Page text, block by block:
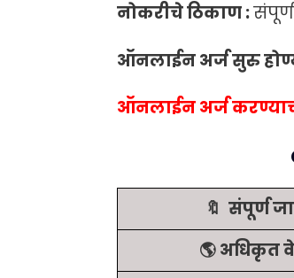
नोकरीचे ठिकाण :
ऑनलाईन अर्ज सुरु
ऑनलाईन अर्ज
🔖 संपूर्ण
🌎 अधिकृत